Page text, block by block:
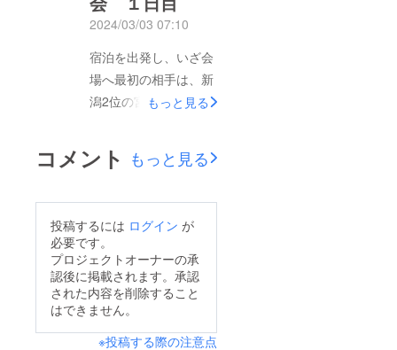
来てくれたり共に切磋
琢磨したチームとの対
戦となりました。前半
は何とか２点差で折り
返しましたが、後半は
練習不足からか？また
すぎたのか？体力が続
い。最終的には４２対
３５で負けました。２
試合目は新潟の
「TeamKAZU」でし
た。８月に富山県黒部
市行われた黒部カップ
の時に対戦はしません
2024/03/03 07:10
宿泊を出発し、いざ会
場へ最初の相手は、新
潟2位の宮内DJやっぱ
対48で敗戦、初戦のた
めか中島のバスケット
試合後相手チームより
とても素敵なメッセー
ジをいただきました。
ありがとうございまし
来なかったメンバーの
もっと見る
コメント もっと見る
投稿するには ログイン が
必要です。
プロジェクトオーナーの承
認後に掲載されます。承認
された内容を削除すること
はできません。
※投稿する際の注意点